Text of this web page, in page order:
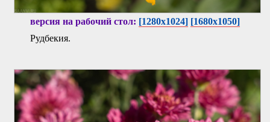
версия на рабочий стол: [1280x1024] [1680x1050]
Рудбекия.